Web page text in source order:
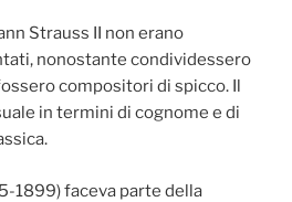
Strauss II non erano
nonostante condividessero
compositori di spicco. Il
in termini di cognome e di
1899) faceva parte della